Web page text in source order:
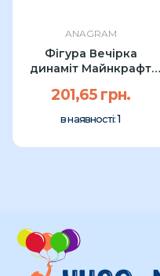
ANAGRAM
Фігура Вечірка
динаміт Майнкрафт
201,65 грн.
в наявності:1